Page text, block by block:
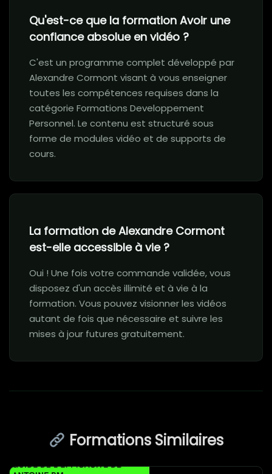
Qu'est-ce que la formation Avoir une
confiance absolue en vidéo ?
C'est un programme complet développé par
Alexandre Cormont visant à vous enseigner
toutes les compétences requises dans la
catégorie Formations Developpement
Personnel. Le contenu est structuré sous
forme de modules vidéo et de supports de
cours.
La formation de Alexandre Cormont
est-elle accessible à vie ?
Oui ! Une fois votre commande validée, vous
disposez d'un accès illimité et à vie à la
formation. Vous pouvez visionner les vidéos
autant de fois que nécessaire et suivre les
mises à jour futures gratuitement.
Formations Similaires